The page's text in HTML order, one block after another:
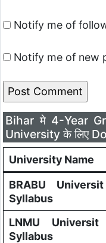
Notify me of
Notify me of new
Bihar मे 4-Year
University के लिए
University Name
BRABU
Syllabus
LNMU
Syllabus